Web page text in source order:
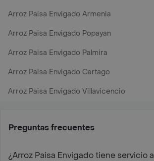
Arroz Paisa Envigado Armenia
Arroz Paisa Envigado Popayan
Arroz Paisa Envigado Palmira
Arroz Paisa Envigado Cartago
Arroz Paisa Envigado Villavicencio
Preguntas frecuentes
¿Arroz Paisa Envigado tiene servicio a